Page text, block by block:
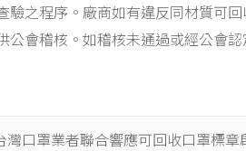
驗之程序。廠商如有違反同材質可
公會稽核。如稽核未通過或經公會
灣口罩業者聯合響應可回收口罩標章